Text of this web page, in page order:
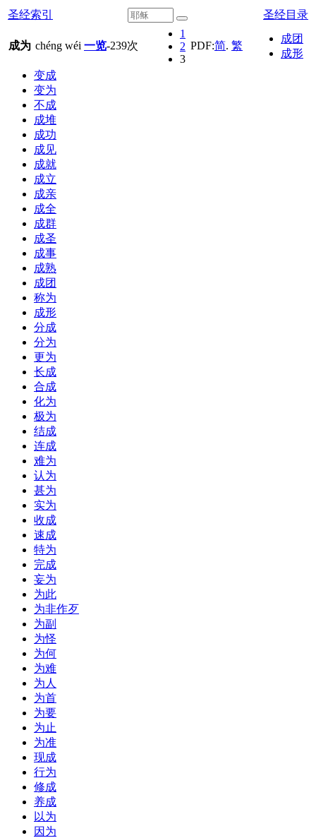
圣经索引 圣经目录
成为 chéng wéi 一览-239次
1
2
3
PDF:简. 繁
成团
成形
变成
变为
不成
成堆
成功
成见
成就
成立
成亲
成全
成群
成圣
成事
成熟
成团
称为
成形
分成
分为
更为
长成
合成
化为
极为
结成
连成
难为
认为
甚为
实为
收成
速成
特为
完成
妄为
为此
为非作歹
为副
为怪
为何
为难
为人
为首
为要
为止
为准
现成
行为
修成
养成
以为
因为